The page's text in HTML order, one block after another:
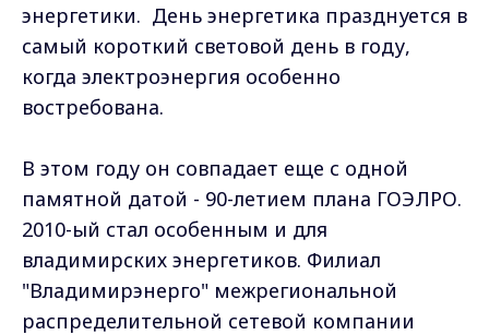
энергетики. День энергетика празднуется в
самый короткий световой день в году,
когда электроэнергия особенно
востребована.
В этом году он совпадает еще с одной
памятной датой - 90-летием плана ГОЭЛРО.
2010-ый стал особенным и для
владимирских энергетиков. Филиал
"Владимирэнерго" межрегиональной
распределительной сетевой компании